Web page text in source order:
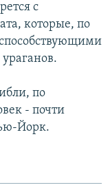
с
которые, по
по
- почти
Йорк.